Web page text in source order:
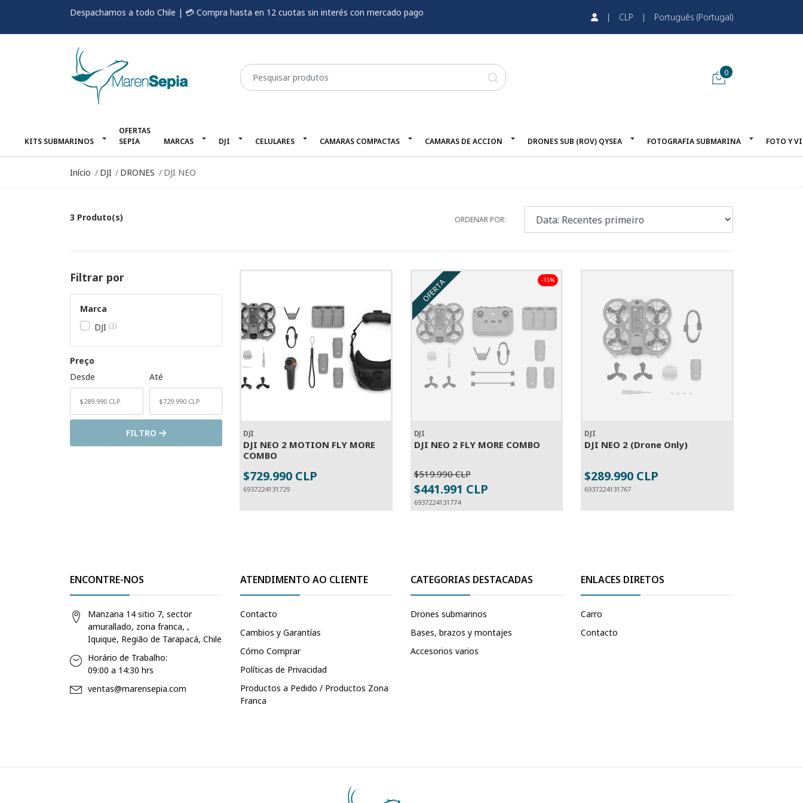
Despachamos a todo Chile | 💳 Compra hasta en 12 cuotas sin interés con mercado pago | CLP | Português (Portugal)
0
KITS SUBMARINOS
OFERTAS
SEPIA
MARCAS DJI CELULARES CAMARAS COMPACTAS CAMARAS DE ACCION DRONES SUB (ROV) QYSEA FOTOGRAFIA SUBMARINA FOTO Y
Início DJI DRONES DJI NEO
3 Produto(s) ORDENAR POR:
Filtrar por
Marca
DJI 3
Preço
Desde
Até
FILTRO DJI
DJI NEO 2 MOTION FLY MORE
COMBO
-
$729.990 CLP
6937224131729
OFERTA -15%
DJI
DJI NEO 2 FLY MORE COMBO
ESGOTADO
$519.990 CLP
$441.991 CLP
6937224131774
DJI
DJI NEO 2 (Drone Only)
ESGOTADO
$289.990 CLP
6937224131767
ENCONTRE-NOS
Manzana 14 sitio 7, sector
amurallado, zona franca, ,
Iquique, Região de Tarapacá, Chile
Horário de Trabalho:
09:00 a 14:30 hrs
ventas@marensepia.com
ATENDIMENTO AO CLIENTE
Contacto
Cambios y Garantías
Cómo Comprar
Políticas de Privacidad
Productos a Pedido / Productos Zona
Franca
CATEGORIAS DESTACADAS
Drones submarinos
Bases, brazos y montajes
Accesorios varios
ENLACES DIRETOS
Carro
Contacto